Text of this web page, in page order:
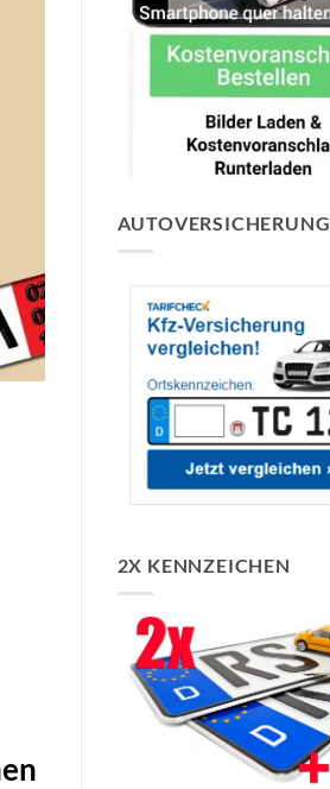
AUTOVERSICHERUNG
2X KENNZEICHEN